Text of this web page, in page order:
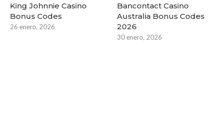
King Johnnie Casino
Bonus Codes
26 enero, 2026
Bancontact Casino
Australia Bonus Codes
2026
30 enero, 2026